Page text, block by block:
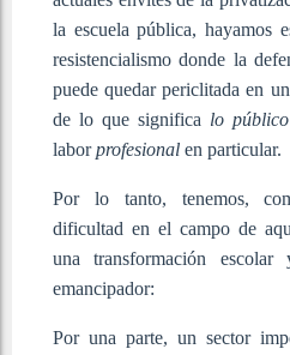
la escuela pública, hayamos
resistencialismo donde la
puede quedar periclitada en
de lo que significa lo público
laborprofesional en particular.
Por lo tanto, tenemos,
dificultad en el campo de
una transformación
emancipador:
Por una parte, un sector